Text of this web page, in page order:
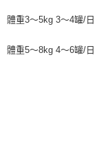
體重3～5kg 3～4罐/日
體重5～8kg 4～6罐/日